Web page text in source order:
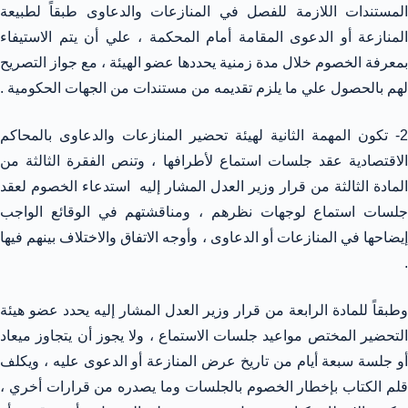
المستندات اللازمة للفصل في المنازعات والدعاوى طبقاً لطبيعة
المنازعة أو الدعوى المقامة أمام المحكمة ، علي أن يتم الاستيفاء
بمعرفة الخصوم خلال مدة زمنية يحددها عضو الهيئة ، مع جواز التصريح
لهم بالحصول علي ما يلزم تقديمه من مستندات من الجهات الحكومية .
2- تكون المهمة الثانية لهيئة تحضير المنازعات والدعاوى بالمحاكم
الاقتصادية عقد جلسات استماع لأطرافها ، وتنص الفقرة الثالثة من
المادة الثالثة من قرار وزير العدل المشار إليه استدعاء الخصوم لعقد
جلسات استماع لوجهات نظرهم ، ومناقشتهم في الوقائع الواجب
إيضاحها في المنازعات أو الدعاوى ، وأوجه الاتفاق والاختلاف بينهم فيها
.
وطبقاً للمادة الرابعة من قرار وزير العدل المشار إليه يحدد عضو هيئة
التحضير المختص مواعيد جلسات الاستماع ، ولا يجوز أن يتجاوز ميعاد
أو جلسة سبعة أيام من تاريخ عرض المنازعة أو الدعوى عليه ، ويكلف
قلم الكتاب بإخطار الخصوم بالجلسات وما يصدره من قرارات أخري ،